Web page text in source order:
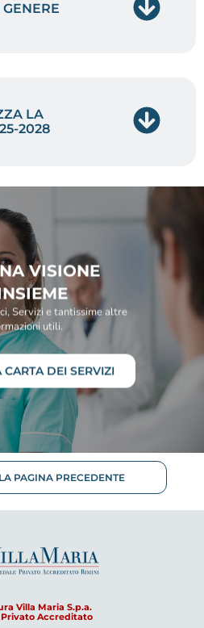
LA
2028
VISIONE
Servizi e tantissime altre
utili.
CARTA DEI SERVIZI
PAGINA PRECEDENTE
Villa Maria S.p.a.
Privato Accreditato